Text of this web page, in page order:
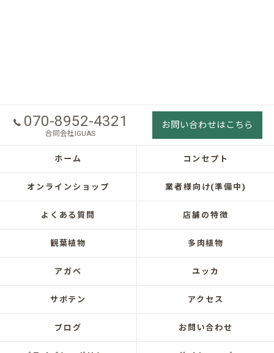
070-8952-4321
合同会社IGUAS
お問い合わせはこちら
ホーム コンセプト
オンラインショップ 業者様向け(準備中)
よくある質問 店舗の特徴
観葉植物 多肉植物
アガベ ユッカ
サボテン アクセス
ブログ お問い合わせ